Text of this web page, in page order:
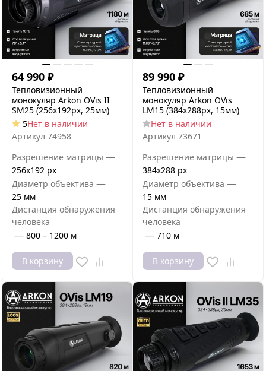
64 990 ₽
Тепловизионный
монокуляр Arkon OVis II
SM25 (256х192px, 25мм)
5Нет в наличии
Артикул 74958
Разрешение матрицы —
256x192 px
Диаметр объектива —
25 мм
Дистанция обнаружения
человека
— 800 – 1200 м
В корзину
89 990 ₽
Тепловизионный
монокуляр Arkon OVis
LM15 (384x288px, 15мм)
Нет в наличии
Артикул 73671
Разрешение матрицы —
384x288 px
Диаметр объектива —
15 мм
Дистанция обнаружения
человека
— 710 м
В корзину